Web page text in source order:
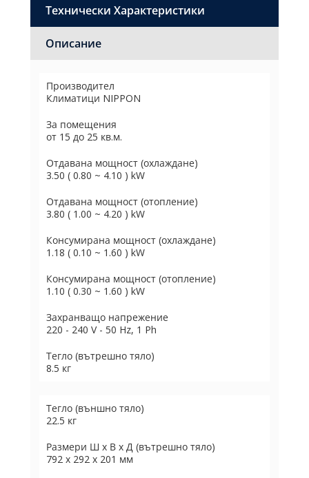
Технически Характеристики
Описание
Производител
Климатици NIPPON
За помещения
от 15 до 25 кв.м.
Отдавана мощност (охлаждане)
3.50 ( 0.80 ~ 4.10 ) kW
Отдавана мощност (отопление)
3.80 ( 1.00 ~ 4.20 ) kW
Консумирана мощност (охлаждане)
1.18 ( 0.10 ~ 1.60 ) kW
Консумирана мощност (отопление)
1.10 ( 0.30 ~ 1.60 ) kW
Захранващо напрежение
220 - 240 V - 50 Hz, 1 Ph
Тегло (вътрешно тяло)
8.5 кг
Тегло (външно тяло)
22.5 кг
Размери Ш х В х Д (вътрешно тяло)
792 x 292 x 201 мм